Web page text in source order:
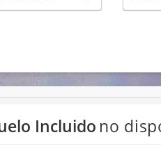
Incluido no